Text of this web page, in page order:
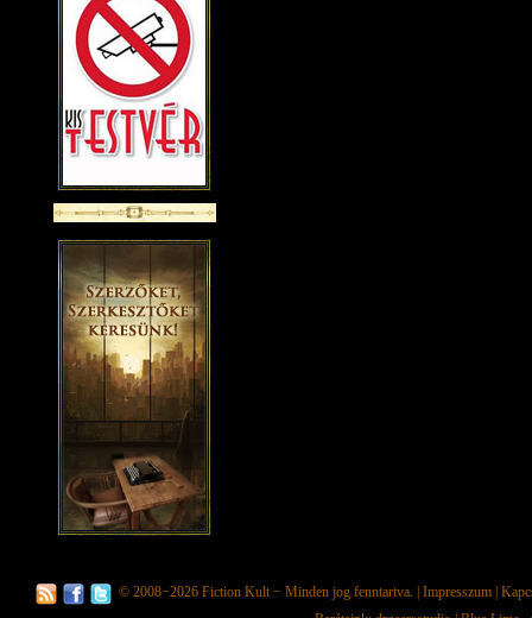
© 2008−2026 Fiction Kult − Minden jog fenntartva. | Impresszum